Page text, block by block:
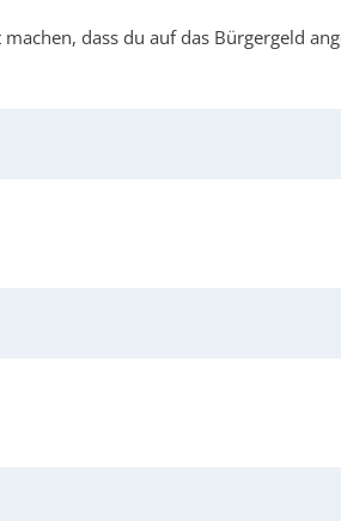
dass du auf das Bürgergeld